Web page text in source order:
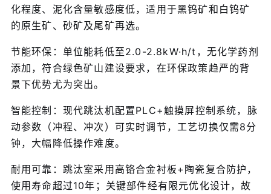
化程度、泥化含量敏感度低，适用于黑钨矿和白钨矿
的原生矿、砂矿及尾矿再选。
节能环保：单位能耗低至2.0-2.8kW·h/t，无化学药剂
添加，符合绿色矿山建设要求，在环保政策趋严的背
景下优势尤为突出。
智能控制：现代跳汰机配置PLC+触摸屏控制系统，脉
动参数（冲程、冲次）可实时调节，工艺切换仅需8分
钟，大幅降低操作难度。
耐用可靠：跳汰室采用高铬合金衬板+陶瓷复合防护，
使用寿命超过10年；关键部件经有限元优化设计，故